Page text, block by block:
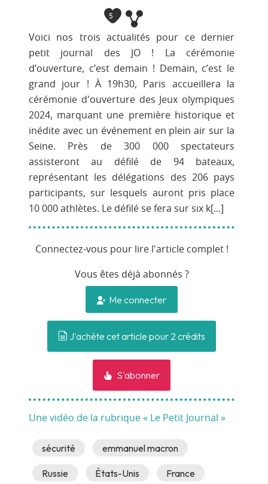
5
Voici nos trois actualités pour ce dernier
petit journal des JO ! La cérémonie
d’ouverture, c’est demain ! Demain, c’est le
grand jour ! À 19h30, Paris accueillera la
cérémonie d'ouverture des Jeux olympiques
2024, marquant une première historique et
inédite avec un événement en plein air sur la
Seine. Près de 300 000 spectateurs
assisteront au défilé de 94 bateaux,
représentant les délégations des 206 pays
participants, sur lesquels auront pris place
10 000 athlètes. Le défilé se fera sur six k[...]
Connectez-vous pour lire l'article complet !
Vous êtes déjà abonnés ?
Me connecter
J'achète cet article pour 2 crédits
S'abonner
Une vidéo de la rubrique « Le Petit Journal »
sécurité emmanuel macron
Russie États-Unis France